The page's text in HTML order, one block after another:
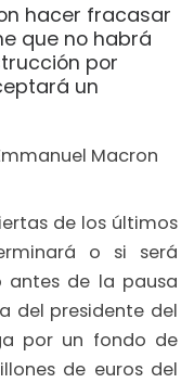
hacer fracasar
que no habrá
por
un
de los últimos
o si será
antes de la pausa
del presidente del
por un fondo de
de euros del